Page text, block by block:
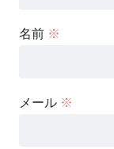
名前 ※
メール ※